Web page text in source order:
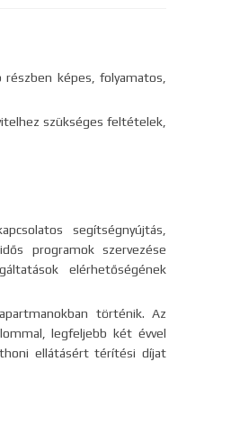
képes, folyamatos,
szükséges feltételek,
segítségnyújtás,
programok szervezése
elérhetőségének
történik. Az
legfeljebb két évvel
ellátásért térítési díjat